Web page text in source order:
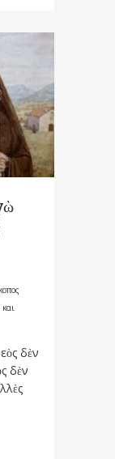
δὲν
δὲν